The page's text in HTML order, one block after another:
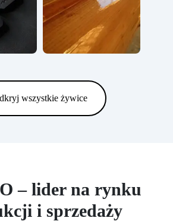
wszystkie żywice
– lider na rynku
i sprzedaży